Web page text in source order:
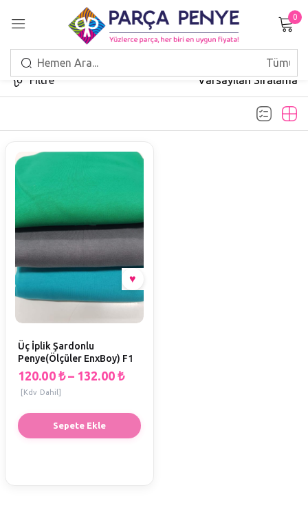
0
Filtre Varsayılan Sıralama
Sepete Ekle
Üç İplik Şardonlu
Penye(Ölçüler EnxBoy) F1
120.00 ₺ – 132.00 ₺
[Kdv Dahil]
Giriş Yap